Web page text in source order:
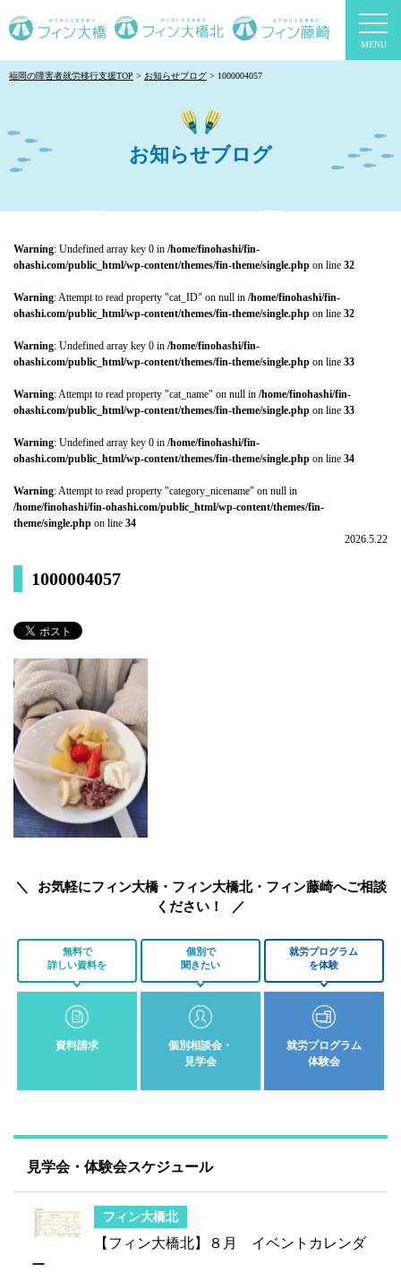
福岡の障害者就労移行支援TOP お知らせブログ 1000004057
お知らせブログ
Warning: Undefined array key 0 in /home/finohashi/fin-
ohashi.com/public_html/wp-content/themes/fin-theme/single.php on line 32
Warning: Attempt to read property "cat_ID" on null in /home/finohashi/fin-
ohashi.com/public_html/wp-content/themes/fin-theme/single.php on line 32
Warning: Undefined array key 0 in /home/finohashi/fin-
ohashi.com/public_html/wp-content/themes/fin-theme/single.php on line 33
Warning: Attempt to read property "cat_name" on null in /home/finohashi/fin-
ohashi.com/public_html/wp-content/themes/fin-theme/single.php on line 33
Warning: Undefined array key 0 in /home/finohashi/fin-
ohashi.com/public_html/wp-content/themes/fin-theme/single.php on line 34
Warning: Attempt to read property "category_nicename" on null in
/home/finohashi/fin-ohashi.com/public_html/wp-content/themes/fin-
theme/single.php on line 34
2026.5.22
1000004057
お気軽にフィン大橋・フィン大橋北・フィン藤崎へご相談
ください！
無料で
詳しい資料を
資料請求
個別で
聞きたい
個別相談会・
見学会
就労プログラム
を体験
就労プログラム
体験会
見学会・体験会スケジュール
フィン大橋北
【フィン大橋北】８月 イベントカレンダ
ー